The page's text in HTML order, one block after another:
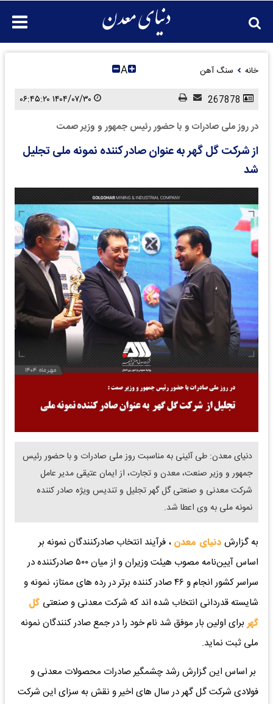
خانه سنگ آهن A
در روز ملی صادرات و با حضور رئیس جمهور و وزیر صمت
از شرکت گل گهر به عنوان صادر کننده نمونه ملی تجلیل
شد
دنیای معدن: طی آئینی به مناسبت روز ملی صادرات و با حضور رئیس
جمهور و وزیر صنعت، معدن و تجارت، از ایمان عتیقی مدیر عامل
شرکت معدنی و صنعتی گل گهر تجلیل و تندیس ویژه صادر کننده
نمونه ملی به وی اعطا شد.
به گزارش دنیای معدن ، فرآیند انتخاب صادرکنندگان نمونه بر
اساس آیین‌نامه مصوب هیئت وزیران و از میان ۵۰۰ صادرکننده در
سراسر کشور انجام و ۴۶ صادر کننده برتر در رده های ممتاز، نمونه و
شایسته قدردانی انتخاب شده اند که شرکت معدنی و صنعتی گل
گهربرای اولین بار موفق شد نام خود را در جمع صادر کنندگان نمونه
ملی ثبت نماید.
بر اساس این گزارش رشد چشمگیر صادرات محصولات معدنی و
فولادی شرکت گل گهر در سال های اخیر و نقش به سزای این شرکت